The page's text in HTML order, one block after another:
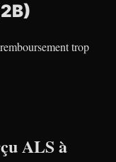
trop
ALS à